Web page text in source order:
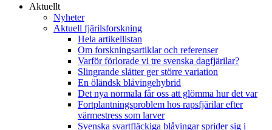
Aktuellt
Nyheter
Aktuell fjärilsforskning
Hela artikellistan
Om forskningsartiklar och referenser
Varför förlorade vi tre svenska dagfjärilar?
Slingrande slåtter ger större variation
En öländsk blåvingehybrid
Det nya normala får oss att glömma hur det var
Fortplantningsproblem hos rapsfjärilar efter
värmestress som larver
Svenska svartfläckiga blåvingar sprider sig i